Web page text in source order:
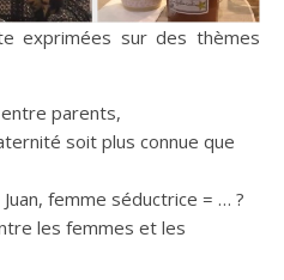
exprimées sur des thèmes
parents,
soit plus connue que
femme séductrice = … ?
les femmes et les